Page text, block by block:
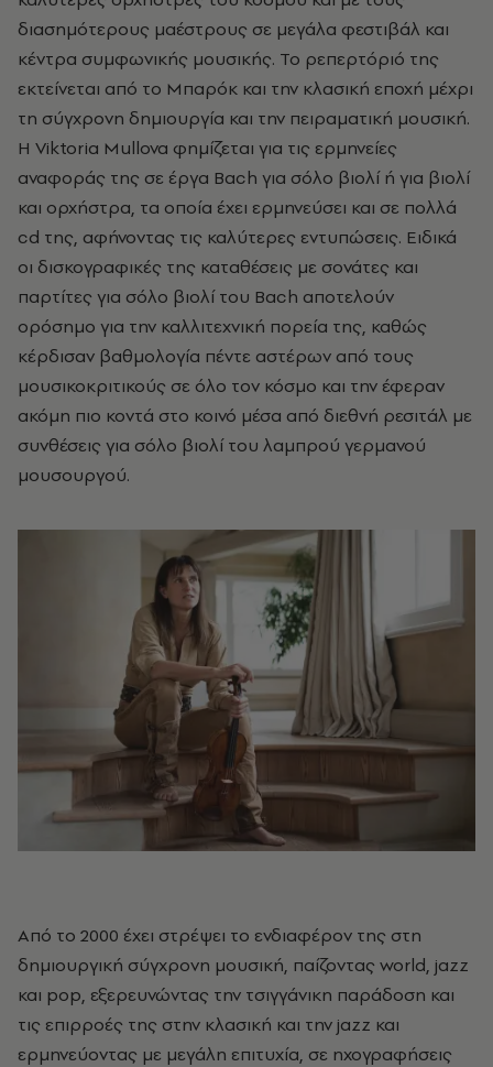
διασημότερους μαέστρους σε μεγάλα φεστιβάλ και
κέντρα συμφωνικής μουσικής. Το ρεπερτόριό της
εκτείνεται από το Μπαρόκ και την κλασική εποχή μέχρι
τη σύγχρονη δημιουργία και την πειραματική μουσική.
Η Viktoria Mullova φημίζεται για τις ερμηνείες
αναφοράς της σε έργα Bach για σόλο βιολί ή για βιολί
και ορχήστρα, τα οποία έχει ερμηνεύσει και σε πολλά
cd της, αφήνοντας τις καλύτερες εντυπώσεις. Ειδικά
οι δισκογραφικές της καταθέσεις με σονάτες και
παρτίτες για σόλο βιολί του Bach αποτελούν
ορόσημο για την καλλιτεχνική πορεία της, καθώς
κέρδισαν βαθμολογία πέντε αστέρων από τους
μουσικοκριτικούς σε όλο τον κόσμο και την έφεραν
ακόμη πιο κοντά στο κοινό μέσα από διεθνή ρεσιτάλ με
συνθέσεις για σόλο βιολί του λαμπρού γερμανού
μουσουργού.
Από το 2000 έχει στρέψει το ενδιαφέρον της στη
δημιουργική σύγχρονη μουσική, παίζοντας world, jazz
και pop, εξερευνώντας την τσιγγάνικη παράδοση και
τις επιρροές της στην κλασική και την jazz και
ερμηνεύοντας με μεγάλη επιτυχία, σε ηχογραφήσεις